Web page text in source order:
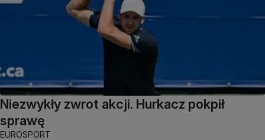
Niezwykły zwrot akcji. Hurkacz pokpił
sprawę
EUROSPORT